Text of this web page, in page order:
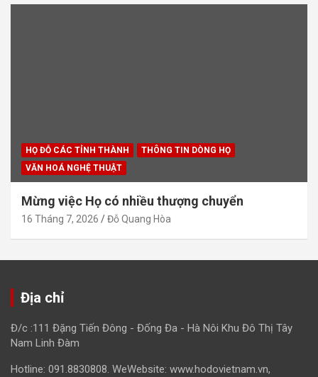
HỌ ĐỖ CÁC TỈNH THÀNH
THÔNG TIN DÒNG HỌ
VĂN HOÁ NGHỆ THUẬT
Mừng việc Họ có nhiều thượng chuyển
16 Tháng 7, 2026 Đỗ Quang Hòa
Địa chỉ
Đ/c :111 Đặng Tiến Đông - Đống Đa - Hà Nôi Khu Đô Thị Tây
Nam Linh Đàm
Hotline: 091.8830808. WeWebsite: www.hodovietnam.vn,